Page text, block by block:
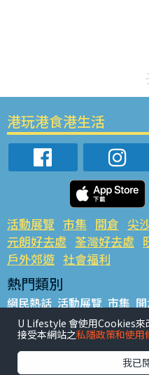
港玩港食港生活
活動展覽 市集 開倉 尖
元朗好去處 荃灣好去處
戶外郊遊 社會福利
熱門類別
網民熱話 活動展覽 市集
銅鑼灣好去處 元朗好去處
餐廳情報 戶外郊遊
熱門標籤
U Lifestyle 會使用Cookies來
接受本網站之私隱政策和使用
我已